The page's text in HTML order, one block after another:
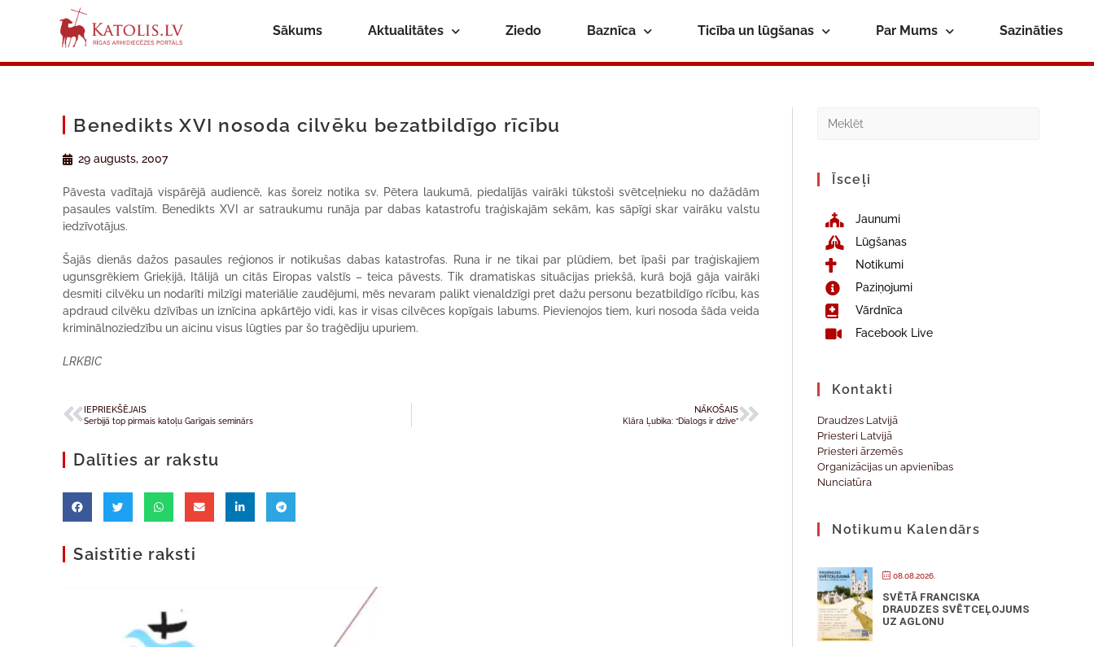
Sākums Aktualitātes Ziedo Baznīca Ticība un lūgšanas Par Mums Sazināties
Benedikts XVI nosoda cilvēku bezatbildīgo rīcību
29 augusts, 2007
Pāvesta vadītajā vispārējā audiencē, kas šoreiz notika sv. Pētera laukumā, piedalījās vairāki tūkstoši svētceļnieku no dažādām
pasaules valstīm. Benedikts XVI ar satraukumu runāja par dabas katastrofu traģiskajām sekām, kas sāpīgi skar vairāku valstu
iedzīvotājus.
Šajās dienās dažos pasaules reģionos ir notikušas dabas katastrofas. Runa ir ne tikai par plūdiem, bet īpaši par traģiskajiem
ugunsgrēkiem Grieķijā, Itālijā un citās Eiropas valstīs – teica pāvests. Tik dramatiskas situācijas priekšā, kurā bojā gāja vairāki
desmiti cilvēku un nodarīti milzīgi materiālie zaudējumi, mēs nevaram palikt vienaldzīgi pret dažu personu bezatbildīgo rīcību, kas
apdraud cilvēku dzīvības un iznīcina apkārtējo vidi, kas ir visas cilvēces kopīgais labums. Pievienojos tiem, kuri nosoda šāda veida
kriminālnoziedzību un aicinu visus lūgties par šo traģēdiju upuriem.
LRKBIC
IEPRIEKŠĒJAIS
Serbijā top pirmais katoļu Garīgais seminārs
NĀKOŠAIS
Klāra Ļubika: “Dialogs ir dzīve”
Dalīties ar rakstu
Saistītie raksti
Īsceļi
Jaunumi
Lūgšanas
Notikumi
Paziņojumi
Vārdnīca
Facebook Live
Kontakti
Draudzes Latvijā
Priesteri Latvijā
Priesteri ārzemēs
Organizācijas un apvienības
Nunciatūra
Notikumu Kalendārs
08.08.2026.
SVĒTĀ FRANCISKA
DRAUDZES SVĒTCEĻOJUMS
UZ AGLONU